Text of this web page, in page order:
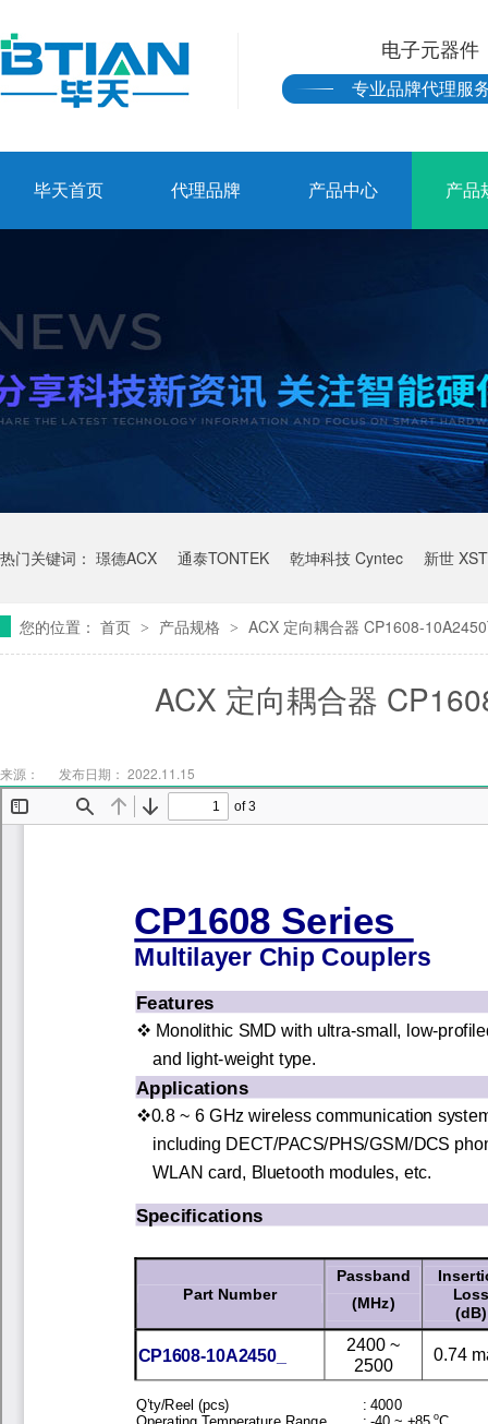
电子元器件
专业品牌代理服
毕天首页 代理品牌 产品中心 产品
热门关键词： 璟德ACX 通泰TONTEK 乾坤科技 Cyntec 新世
您的位置： 首页 > 产品规格 > ACX 定向耦合器 CP1608-
ACX 定向耦合器
来源： 发布日期： 2022.11.15